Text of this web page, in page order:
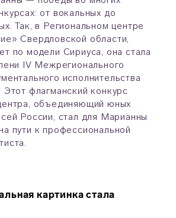
от вокальных до
Так, в Региональном центре
Свердловской области,
по модели Сириуса, она стала
IV Межрегионального
исполнительства
Этот флагманский конкурс
объединяющий юных
России, стал для Марианны
пути к профессиональной
картинка стала